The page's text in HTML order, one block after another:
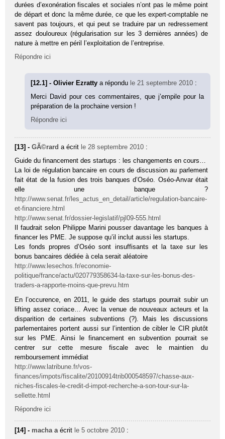
durées d’exonération fiscales et sociales n’ont pas le même point
de départ et donc la même durée, ce que les expert-comptable ne
savent pas toujours, et qui peut se traduire par un redressement
assez douloureux (régularisation sur les 3 dernières années) de
nature à mettre en péril l’exploitation de l’entreprise.
Répondre ici
[12.1] - Olivier Ezrattya répondu le 21 septembre 2010 :
Merci David pour ces commentaires, que j’empile pour la
préparation de la prochaine version !
Répondre ici
[13] -GÃ©rard a écrit le 28 septembre 2010 :
Guide du financement des startups : les changements en cours…
La loi de régulation bancaire en cours de discussion au parlement
fait état de la fusion des trois banques d’Oséo. Oséo-Anvar était
elle une banque ?
http://www.senat.fr/les_actus_en_detail/article/regulation-bancaire-
et-financiere.html
http://www.senat.fr/dossier-legislatif/pjl09-555.html
Il faudrait selon Philippe Marini pousser davantage les banques à
financer les PME. Je suppose qu’il inclut aussi les startups.
Les fonds propres d’Oséo sont insuffisants et la taxe sur les
bonus bancaires dédiée à cela serait aléatoire
http://www.lesechos.fr/economie-
politique/france/actu/020779358634-la-taxe-sur-les-bonus-des-
traders-a-rapporte-moins-que-prevu.htm
En l’occurence, en 2011, le guide des startups pourrait subir un
lifting assez coriace… Avec la venue de nouveaux acteurs et la
disparition de certaines subventions (?). Mais les discussions
parlementaires portent aussi sur l’intention de cibler le CIR plutôt
sur les PME. Ainsi le financement en subvention pourrait se
centrer sur cette mesure fiscale avec le maintien du
remboursement immédiat
http://www.latribune.fr/vos-
finances/impots/fiscalite/20100914trib000548597/chasse-aux-
niches-fiscales-le-credit-d-impot-recherche-a-son-tour-sur-la-
sellette.html
Répondre ici
[14] - macha a écrit le 5 octobre 2010 :